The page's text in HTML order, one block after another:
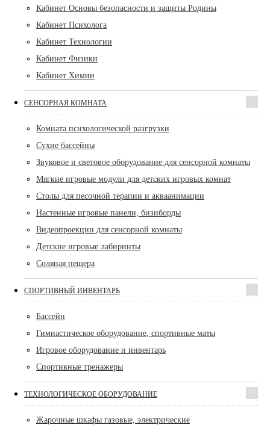
Кабинет Основы безопасности и защиты Родины
Кабинет Психолога
Кабинет Технологии
Кабинет Физики
Кабинет Химии
СЕНСОРНАЯ КОМНАТА
Комната психологической разгрузки
Сухие бассейны
Звуковое и световое оборудование для сенсорной комнаты
Мягкие игровые модули для детских игровых комнат
Столы для песочной терапии и акваанимации
Настенные игровые панели, бизиборды
Видеопроекции для сенсорной комнаты
Детские игровые лабиринты
Соляная пещера
СПОРТИВНЫЙ ИНВЕНТАРЬ
Бассейн
Гимнастическое оборудование, спортивные маты
Игровое оборудование и инвентарь
Спортивные тренажеры
ТЕХНОЛОГИЧЕСКОЕ ОБОРУДОВАНИЕ
Жарочные шкафы газовые, электрические